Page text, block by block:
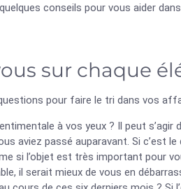
conseils pour vous aider
sur chaque
pour faire le tri dans vos
à vos yeux ? Il peut s’agir
aviez passé auparavant. Si c’est
si l’objet est très important pour
il serait mieux de vous en